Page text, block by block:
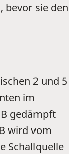
bevor sie den
2 und 5
im
gedämpft
wird vom
Schallquelle